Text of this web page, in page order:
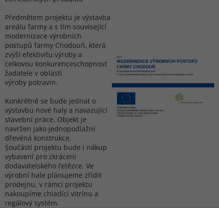
Předmětem projektu je výstavba
areálu farmy a s tím související
modernizace výrobních
postupů farmy Chodouň, která
zvýší efektivitu výroby a
celkovou konkurenceschopnost
žadatele v oblasti
výroby potravin.
Konkrétně se bude jednat o
výstavbu nové haly a navazující
stavební práce. Objekt je
navržen jako jednopodlažní
dřevěná konstrukce.
Součástí projektu bude i nákup
vybavení pro zkrácení
dodavatelského řetězce. Ve
výrobní hale plánujeme zřídit
prodejnu, v rámci projektu
nakoupíme chladící vitrínu a
regálový systém.